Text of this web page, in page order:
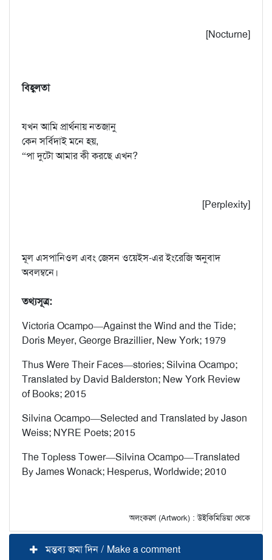
[Nocturne]
বিহ্বলতা
যখন আমি প্রার্থনায় নতজানু
কেন সর্বিদাই মনে হয়,
“পা দুটো আমার কী করছে এখন?
[Perplexity]
মূল এসপানিওল এবং জেসন ওয়েইস-এর ইংরেজি অনুবাদ
অবলম্বনে।
তথ্যসূত্র:
Victoria Ocampo—Against the Wind and the Tide;
Doris Meyer, George Brazillier, New York; 1979
Thus Were Their Faces—stories; Silvina Ocampo;
Translated by David Balderston; New York Review
of Books; 2015
Silvina Ocampo—Selected and Translated by Jason
Weiss; NYRE Poets; 2015
The Topless Tower—Silvina Ocampo—Translated
By James Wonack; Hesperus, Worldwide; 2010
অলংকরণ (Artwork) : উইকিমিডিয়া থেকে
মন্তব্য জমা দিন / Make a comment